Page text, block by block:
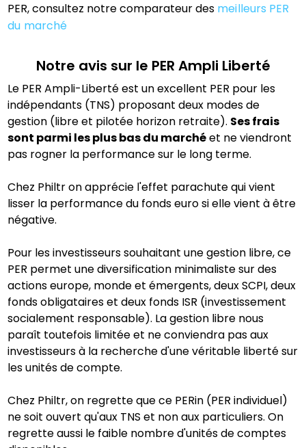
PER, consultez notre comparateur des meilleurs PER
du marché
Notre avis sur le PER Ampli Liberté
Le PER Ampli-Liberté est un excellent PER pour les
indépendants (TNS) proposant deux modes de
gestion (libre et pilotée horizon retraite). Ses frais
sont parmi les plus bas du marchéet ne viendront
pas rogner la performance sur le long terme.
Chez Philtr on apprécie l'effet parachute qui vient
lisser la performance du fonds euro si elle vient à être
négative.
Pour les investisseurs souhaitant une gestion libre, ce
PER permet une diversification minimaliste sur des
actions europe, monde et émergents, deux SCPI, deux
fonds obligataires et deux fonds ISR (investissement
socialement responsable). La gestion libre nous
paraît toutefois limitée et ne conviendra pas aux
investisseurs à la recherche d'une véritable liberté sur
les unités de compte.
Chez Philtr, on regrette que ce PERin (PER individuel)
ne soit ouvert qu'aux TNS et non aux particuliers. On
regrette aussi le faible nombre d'unités de comptes